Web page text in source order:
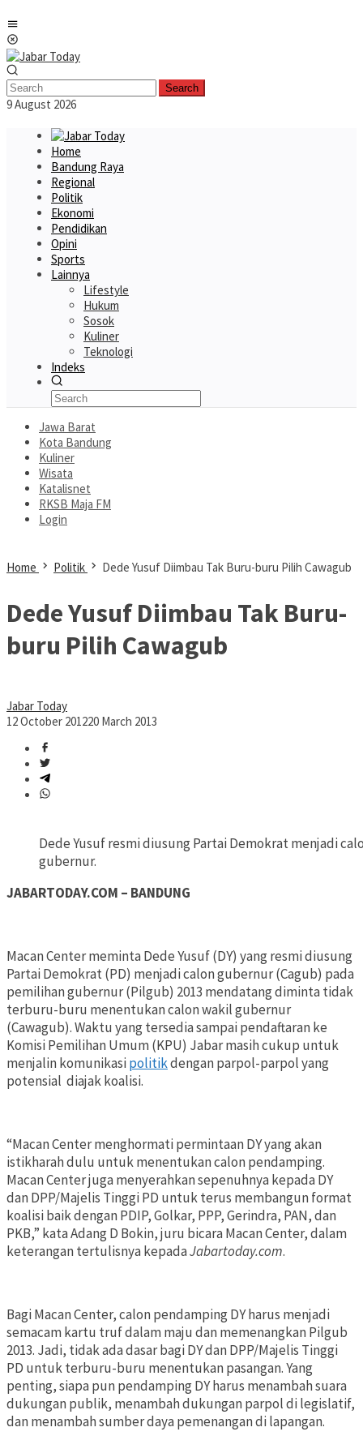
to
content
Search
9 August 2026
Home
Bandung Raya
Regional
Politik
Ekonomi
Pendidikan
Opini
Sports
Lainnya
Lifestyle
Hukum
Sosok
Kuliner
Teknologi
Indeks
Jawa Barat
Kota Bandung
Kuliner
Wisata
Katalisnet
RKSB Maja FM
Login
Home Politik Dede Yusuf Diimbau Tak Buru-buru Pilih Cawagub
Dede Yusuf Diimbau Tak Buru-
buru Pilih Cawagub
Jabar Today
12 October 201220 March 2013
Dede Yusuf resmi diusung Partai Demokrat menjadi
gubernur.
JABARTODAY.COM – BANDUNG
Macan Center meminta Dede Yusuf (DY) yang resmi diusung
Partai Demokrat (PD) menjadi calon gubernur (Cagub) pada
pemilihan gubernur (Pilgub) 2013 mendatang diminta tidak
terburu-buru menentukan calon wakil gubernur
(Cawagub). Waktu yang tersedia sampai pendaftaran ke
Komisi Pemilihan Umum (KPU) Jabar masih cukup untuk
menjalin komunikasipolitikdengan parpol-parpol yang
potensial diajak koalisi.
“Macan Center menghormati permintaan DY yang akan
istikharah dulu untuk menentukan calon pendamping.
Macan Center juga menyerahkan sepenuhnya kepada DY
dan DPP/Majelis Tinggi PD untuk terus membangun format
koalisi baik dengan PDIP, Golkar, PPP, Gerindra, PAN, dan
PKB,” kata Adang D Bokin, juru bicara Macan Center, dalam
keterangan tertulisnya kepadaJabartoday.com.
Bagi Macan Center, calon pendamping DY harus menjadi
semacam kartu truf dalam maju dan memenangkan Pilgub
2013. Jadi, tidak ada dasar bagi DY dan DPP/Majelis Tinggi
PD untuk terburu-buru menentukan pasangan. Yang
penting, siapa pun pendamping DY harus menambah suara
dukungan publik, menambah dukungan parpol di legislatif,
dan menambah sumber daya pemenangan di lapangan.